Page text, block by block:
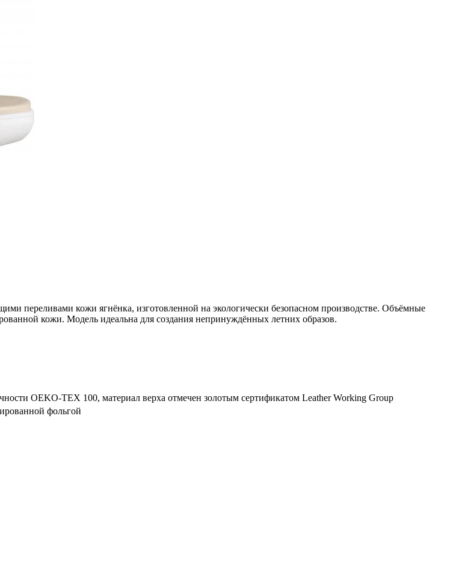
переливами кожи ягнёнка, изготовленной на экологически безопасном производстве. Объёмные
кожи. Модель идеальна для создания непринуждённых летних образов.
OEKO-TEX 100, материал верха отмечен золотым сертификатом Leather Working Group
фольгой